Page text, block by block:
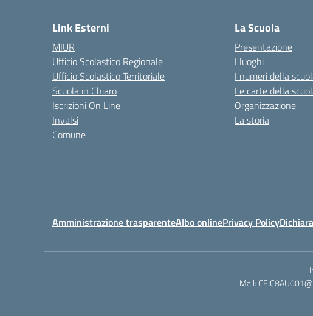
Link Esterni
MIUR
Ufficio Scolastico Regionale
Ufficio Scolastico Territoriale
Scuola in Chiaro
Iscrizioni On Line
Invalsi
Comune
La Scuola
Presentazione
I luoghi
I numeri della
Le carte della
Organizzazione
La storia
Amministrazione trasparenteAlbo onlinePrivacy Policy
Mail: